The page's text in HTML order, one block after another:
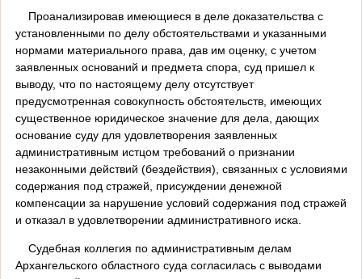
Проанализировав имеющиеся в деле доказательства с
установленными по делу обстоятельствами и указанными
нормами материального права, дав им оценку, с учетом
заявленных оснований и предмета спора, суд пришел к
выводу, что по настоящему делу отсутствует
предусмотренная совокупность обстоятельств, имеющих
существенное юридическое значение для дела, дающих
основание суду для удовлетворения заявленных
административным истцом требований о признании
незаконными действий (бездействия), связанных с условиями
содержания под стражей, присуждении денежной
компенсации за нарушение условий содержания под стражей
и отказал в удовлетворении административного иска.
Судебная коллегия по административным делам
Архангельского областного суда согласилась с выводами